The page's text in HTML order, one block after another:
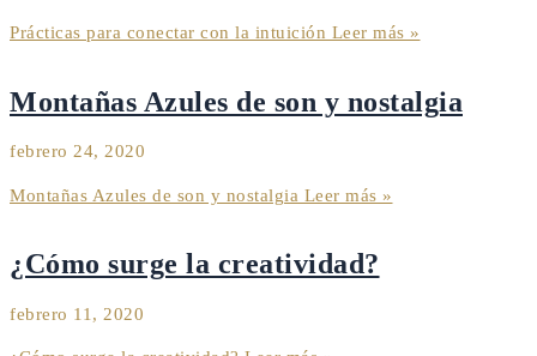
Prácticas para conectar con la intuición Leer más »
Montañas Azules de son y nostalgia
febrero 24, 2020
Montañas Azules de son y nostalgia Leer más »
¿Cómo surge la creatividad?
febrero 11, 2020